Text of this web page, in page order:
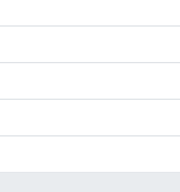
銀行信託部募集資金直接持有不動產收
股票或債券等有價證券。兩者法源、發
§50），居住者個人依《各類所得扣繳率
得稅，也不適用股利所得抵減／分離計
券買賣免徵證券交易稅，與一般股票賣
0.1425%、最低 20 元），這項成本與
01001T 土銀富邦 R1、01002T 土銀國
商品名稱前綴為受託信託銀行（如「土